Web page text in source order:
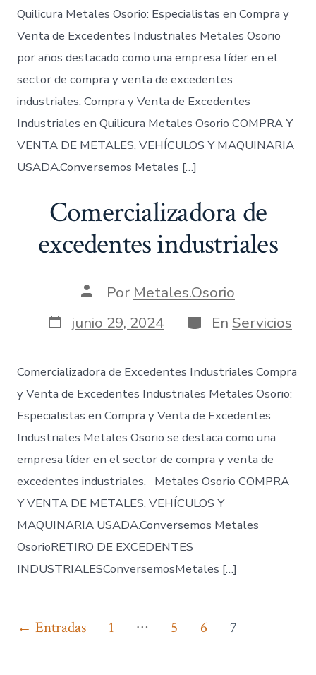
Quilicura Metales Osorio: Especialistas en Compra y
Venta de Excedentes Industriales Metales Osorio
por años destacado como una empresa líder en el
sector de compra y venta de excedentes
industriales. Compra y Venta de Excedentes
Industriales en Quilicura Metales Osorio COMPRA Y
VENTA DE METALES, VEHÍCULOS Y MAQUINARIA
USADA.Conversemos Metales […]
Comercializadora de
excedentes industriales
Autor
la
entrada
Por Metales.Osorio
Fecha
de
junio 29, 2024 Categorías
En Servicios
Comercializadora de Excedentes Industriales Compra
y Venta de Excedentes Industriales Metales Osorio:
Especialistas en Compra y Venta de Excedentes
Industriales Metales Osorio se destaca como una
empresa líder en el sector de compra y venta de
excedentes industriales. Metales Osorio COMPRA
Y VENTA DE METALES, VEHÍCULOS Y
MAQUINARIA USADA.Conversemos Metales
OsorioRETIRO DE EXCEDENTES
INDUSTRIALESConversemosMetales […]
Paginación
←Entradas 1 … 5 6 7